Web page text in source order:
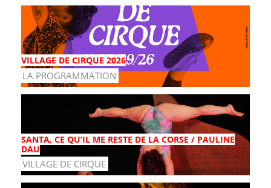
VILLAGE DE CIRQUE 2026
LA PROGRAMMATION
SANTA, CE QU’IL ME RESTE DE LA CORSE / PAULINE
DAU
VILLAGE DE CIRQUE